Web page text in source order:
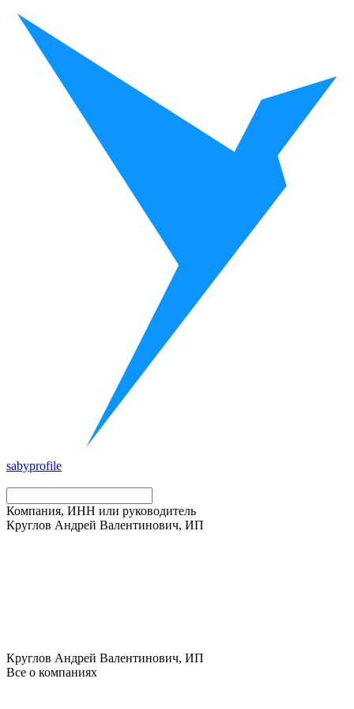
sabyprofile
Компания, ИНН или руководитель
Круглов Андрей Валентинович, ИП
Круглов Андрей Валентинович, ИП
Все о компаниях